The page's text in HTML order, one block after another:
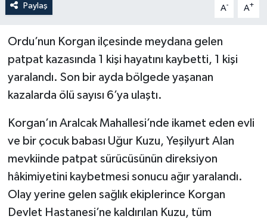
Paylaş A- A+
Ordu’nun Korgan ilçesinde meydana gelen
patpat kazasında 1 kişi hayatını kaybetti, 1 kişi
yaralandı. Son bir ayda bölgede yaşanan
kazalarda ölü sayısı 6’ya ulaştı.
Korgan’ın Aralcak Mahallesi’nde ikamet eden evli
ve bir çocuk babası Uğur Kuzu, Yeşilyurt Alan
mevkiinde patpat sürücüsünün direksiyon
hâkimiyetini kaybetmesi sonucu ağır yaralandı.
Olay yerine gelen sağlık ekiplerince Korgan
Devlet Hastanesi’ne kaldırılan Kuzu, tüm